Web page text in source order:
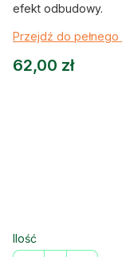
efekt odbudowy.
Przejdź do pełnego
Cena
62,00 zł
Ilość